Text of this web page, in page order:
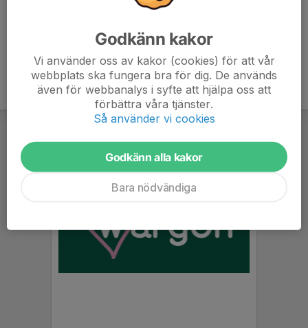
Godkänn kakor
Vi använder oss av kakor (cookies) för att vår
webbplats ska fungera bra för dig. De används
även för webbanalys i syfte att hjälpa oss att
förbättra våra tjänster.
Så använder vi cookies
Godkänn alla kakor
Bara nödvändiga